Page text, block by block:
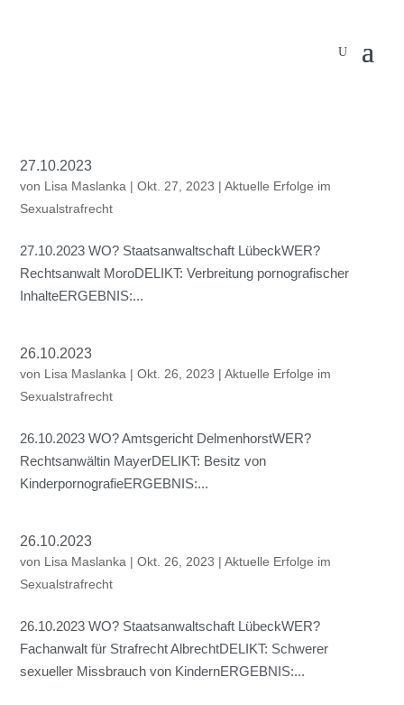
27.10.2023
von Lisa Maslanka |Okt. 27, 2023 |Aktuelle Erfolge im
Sexualstrafrecht
27.10.2023 WO? Staatsanwaltschaft LübeckWER?
Rechtsanwalt MoroDELIKT: Verbreitung pornografischer
InhalteERGEBNIS:...
26.10.2023
von Lisa Maslanka |Okt. 26, 2023 |Aktuelle Erfolge im
Sexualstrafrecht
26.10.2023 WO? Amtsgericht DelmenhorstWER?
Rechtsanwältin MayerDELIKT: Besitz von
KinderpornografieERGEBNIS:...
26.10.2023
von Lisa Maslanka |Okt. 26, 2023 |Aktuelle Erfolge im
Sexualstrafrecht
26.10.2023 WO? Staatsanwaltschaft LübeckWER?
Fachanwalt für Strafrecht AlbrechtDELIKT: Schwerer
sexueller Missbrauch von KindernERGEBNIS:...